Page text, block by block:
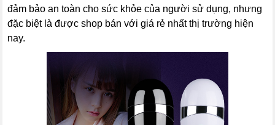
đảm bảo an toàn cho sức khỏe của người sử dụng, nhưng
đặc biệt là được shop bán với giá rẻ nhất thị trường hiện
nay.